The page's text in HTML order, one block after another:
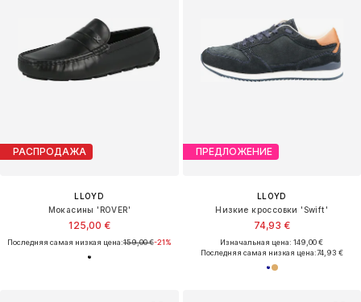
РАСПРОДАЖА
LLOYD
Мокасины 'ROVER'
125,00 €
Последняя самая низкая цена:159,00 €-21%
ПРЕДЛОЖЕНИЕ
LLOYD
Низкие кроссовки 'Swift'
74,93 €
Изначальная цена: 149,00 €
Последняя самая низкая цена:74,93 €